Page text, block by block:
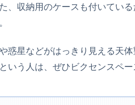
、収納用のケースも付いてい
惑星などがはっきり見える天
いう人は、ぜひビクセンスペ